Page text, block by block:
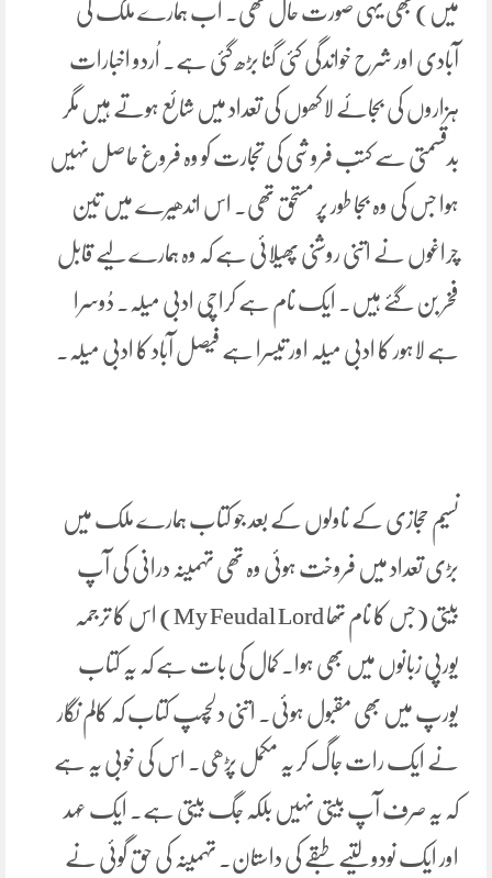
میں) بھی یہی صورت حال تھی۔ اب ہمارے ملک کی
آبادی اور شرح خواندگی کئی گنا بڑھ گئی ہے۔ اُردو اخبارات
ہزاروں کی بجائے لاکھوں کی تعداد میں شائع ہوتے ہیں مگر
بدقسمتی سے کتب فروشی کی تجارت کو وہ فروغ حاصل نہیں
ہوا جس کی وہ بجا طور پر مستحق تھی۔ اس اندھیرے میں تین
چراغوں نے اتنی روشنی پھیلائی ہے کہ وہ ہمارے لیے قابل
فخر بن گئے ہیں۔ ایک نام ہے کراچی ادبی میلہ۔ دُوسرا
ہے لاہور کا ادبی میلہ اور تیسرا ہے فیصل آباد کا ادبی میلہ۔
نسیم حجازی کے ناولوں کے بعد جو کتاب ہمارے ملک میں
بڑی تعداد میں فروخت ہوئی وہ تھی تہمینہ درانی کی آپ
بیتی (جس کا نام تھا My Feudal Lord) اس کا ترجمہ
یورپی زبانوں میں بھی ہوا۔ کمال کی بات ہے کہ یہ کتاب
یورپ میں بھی مقبول ہوئی۔ اتنی دلچسپ کتاب کہ کالم نگار
نے ایک رات جاگ کر یہ مکمل پڑھی۔ اس کی خوبی یہ ہے
کہ یہ صرف آپ بیتی نہیں بلکہ جگ بیتی ہے۔ ایک عہد
اور ایک نودولتیے طبقے کی داستان۔ تہمینہ کی حق گوئی نے